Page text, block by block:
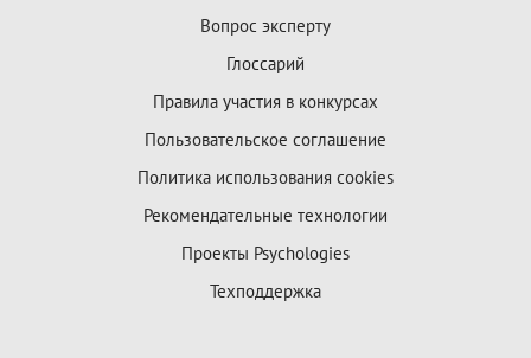
Вопрос эксперту
Глоссарий
Правила участия в конкурсах
Пользовательское соглашение
Политика использования cookies
Рекомендательные технологии
Проекты Psychologies
Техподдержка